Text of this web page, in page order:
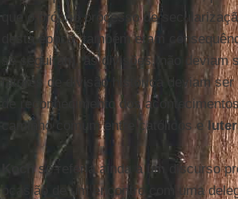
que o próprio processo de
desta época, também eram
se seguiram, as divisões, não
fatores de divisão histórica deviam
de reconhecimento dos
caminho comum entre católicos e
se referia ainda a um discurso
ocasião de um encontro com uma